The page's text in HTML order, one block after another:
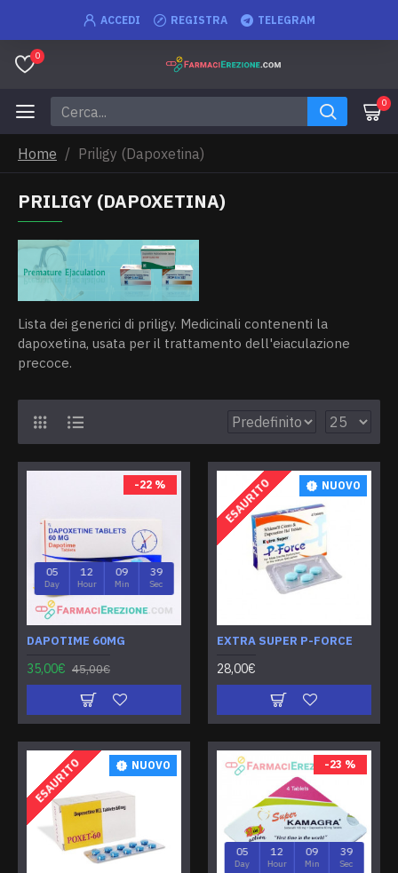
ACCEDI REGISTRA TELEGRAM
0
0
Home Priligy (Dapoxetina)
PRILIGY (DAPOXETINA)
Lista dei generici di priligy. Medicinali contenenti la
dapoxetina, usata per il trattamento dell'eiaculazione
precoce.
-22 %
05
Day
12
Hour
09
Min
39
Sec
DAPOTIME 60MG
35,00€ 45,00€
NUOVO
ESAURITO
EXTRA SUPER P-FORCE
28,00€
NUOVO
ESAURITO -23 %
05
Day
12
Hour
09
Min
39
Sec